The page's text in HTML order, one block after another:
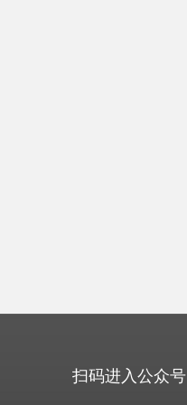
扫码进入公众号